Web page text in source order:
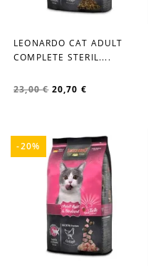
favorite_border
LEONARDO CAT ADULT
COMPLETE STERIL....
23,00 € 20,70 €
-20%